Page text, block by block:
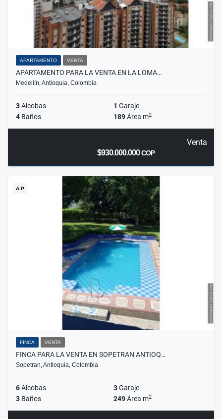
APARTAMENTO VENTA
APARTAMENTO PARA LA VENTA EN LA LOMA…
Medellín, Antioquia, Colombia
3Alcobas 1 Garaje
4 Baños 189Área m2
Venta
$930.000.000COP
A.P
FINCA VENTA
FINCA PARA LA VENTA EN SOPETRAN ANTIOQ…
Sopetran, Antioquia, Colombia
6Alcobas 3Garaje
3 Baños 249Área m2